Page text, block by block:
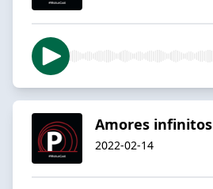
Amores infinitos
2022-02-14